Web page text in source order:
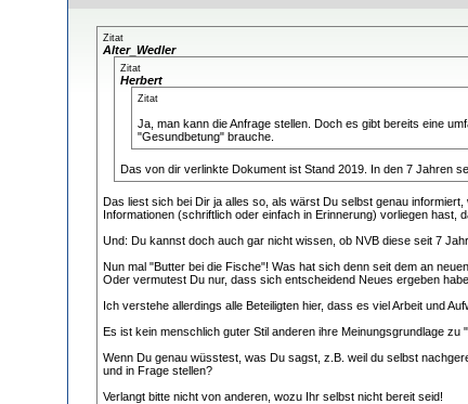
Zitat
Alter_Wedler
Zitat
Herbert
Zitat
Ja, man kann die Anfrage stellen. Doch es gibt bereits eine
"Gesundbetung" brauche.
Das von dir verlinkte Dokument ist Stand 2019. In den 7 Jahren
Das liest sich bei Dir ja alles so, als wärst Du selbst genau
Informationen (schriftlich oder einfach in Erinnerung) vorliegen hast,
Und: Du kannst doch auch gar nicht wissen, ob NVB diese seit 7
Nun mal "Butter bei die Fische"! Was hat sich denn seit dem an
Oder vermutest Du nur, dass sich entscheidend Neues ergeben
Ich verstehe allerdings alle Beteiligten hier, dass es viel Arbeit und
Es ist kein menschlich guter Stil anderen ihre Meinungsgrundlage
Wenn Du genau wüsstest, was Du sagst, z.B. weil du selbst
und in Frage stellen?
Verlangt bitte nicht von anderen, wozu Ihr selbst nicht bereit seid!